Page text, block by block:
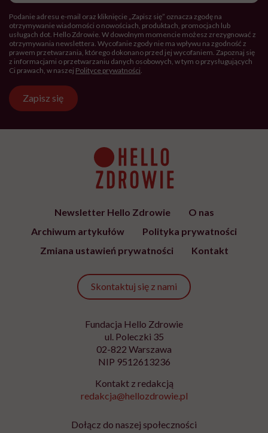
Podanie adresu e-mail oraz kliknięcie „Zapisz się” oznacza zgodę na
otrzymywanie wiadomości o nowościach, produktach, promocjach lub
usługach dot. Hello Zdrowie. W dowolnym momencie możesz zrezygnować z
otrzymywania newslettera. Wycofanie zgody nie ma wpływu na zgodność z
prawem przetwarzania, którego dokonano przed jej wycofaniem. Zapoznaj się
z informacjami o przetwarzaniu danych osobowych, w tym o przysługujących
Ci prawach, w naszej Polityce prywatności
Zapisz się
Newsletter Hello Zdrowie
O nas
Archiwum artykułów
Polityka prywatności
Zmiana ustawień prywatności
Kontakt
Skontaktuj się z nami
Fundacja Hello Zdrowie
ul. Poleczki 35
02-822 Warszawa
NIP 9512613236
Kontakt z redakcją
redakcja@hellozdrowie.pl
Dołącz do naszej społeczności